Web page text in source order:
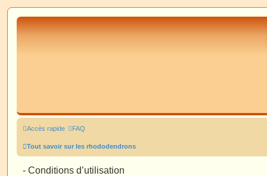
Accès rapide FAQ
Tout savoir sur les rhododendrons
- Conditions d’utilisation